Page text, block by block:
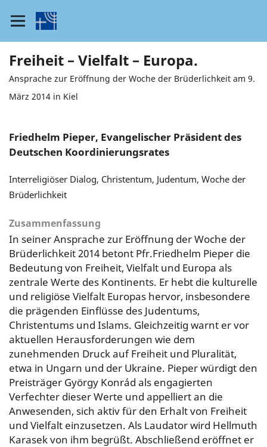
Freiheit – Vielfalt – Europa.
Ansprache zur Eröffnung der Woche der Brüderlichkeit am 9.
März 2014 in Kiel
Friedhelm Pieper, Evangelischer Präsident des
Deutschen Koordinierungsrates
Interreligiöser Dialog, Christentum, Judentum, Woche der
Brüderlichkeit
Zusammenfassung
In seiner Ansprache zur Eröffnung der Woche der
Brüderlichkeit 2014 betont Pfr.Friedhelm Pieper die
Bedeutung von Freiheit, Vielfalt und Europa als
zentrale Werte des Kontinents. Er hebt die kulturelle
und religiöse Vielfalt Europas hervor, insbesondere
die prägenden Einflüsse des Judentums,
Christentums und Islams. Gleichzeitig warnt er vor
aktuellen Herausforderungen wie dem
zunehmenden Druck auf Freiheit und Pluralität,
etwa in Ungarn und der Ukraine. Pieper würdigt den
Preisträger György Konrád als engagierten
Verfechter dieser Werte und appelliert an die
Anwesenden, sich aktiv für den Erhalt von Freiheit
und Vielfalt einzusetzen. Als Laudator wird Hellmuth
Karasek von ihm begrüßt. Abschließend eröffnet er